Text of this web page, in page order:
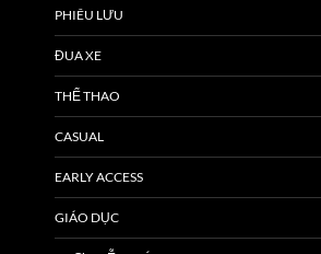
PHIÊU LƯU
ĐUA XE
THỂ THAO
CASUAL
EARLY ACCESS
GIÁO DỤC